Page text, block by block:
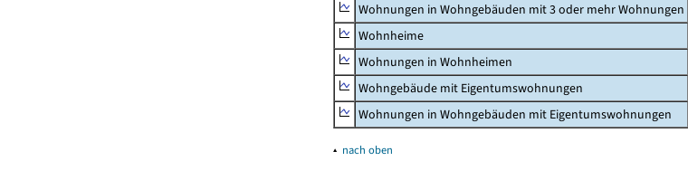
Wohnungen in Wohngebäuden mit 3 oder mehr Wohnungen
Wohnheime
Wohnungen in Wohnheimen
Wohngebäude mit Eigentumswohnungen
Wohnungen in Wohngebäuden mit Eigentumswohnungen
▴ nach oben